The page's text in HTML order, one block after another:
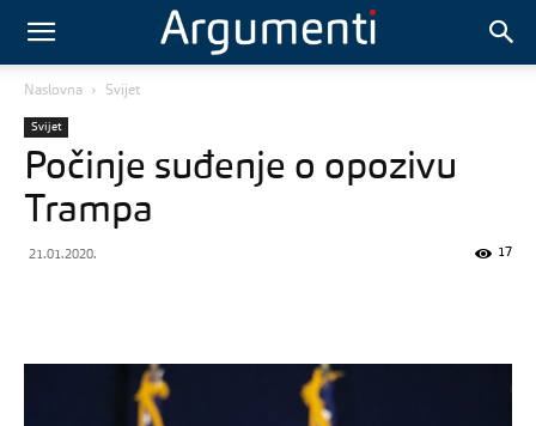
Naslovna Svijet
Svijet
Počinje suđenje o opozivu
Trampa
21.01.2020. 17